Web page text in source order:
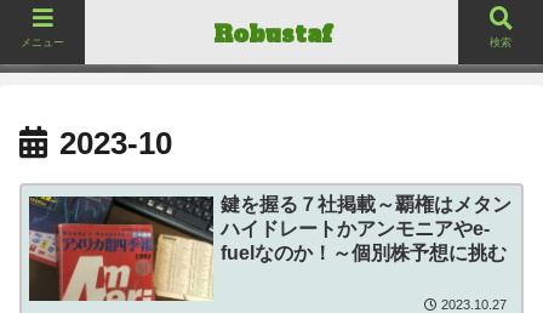
ロバスタフ
Robustaf
2023-10
鍵を握る７社掲載～覇権はメタン
ハイドレートかアンモニアやe-
fuelなのか！～個別株予想に挑む
2023.10.27
メニュー Robustaf 検索